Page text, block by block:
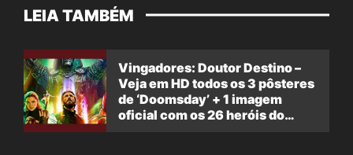
LEIA TAMBÉM
Vingadores: Doutor Destino –
Veja em HD todos os 3 pôsteres
de ‘Doomsday’ + 1 imagem
oficial com os 26 heróis do